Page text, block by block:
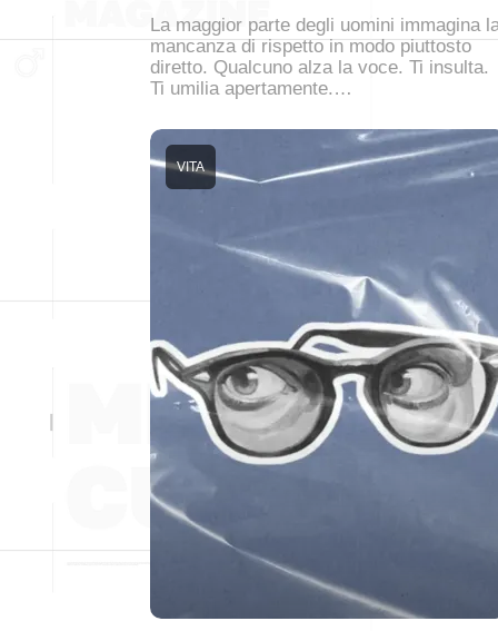
La maggior parte degli uomini immagina
mancanza di rispetto in modo piuttosto
diretto. Qualcuno alza la voce. Ti insulta.
Ti umilia apertamente.…
VITA